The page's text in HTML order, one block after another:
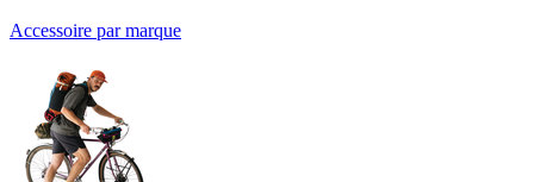
Accessoire par marque